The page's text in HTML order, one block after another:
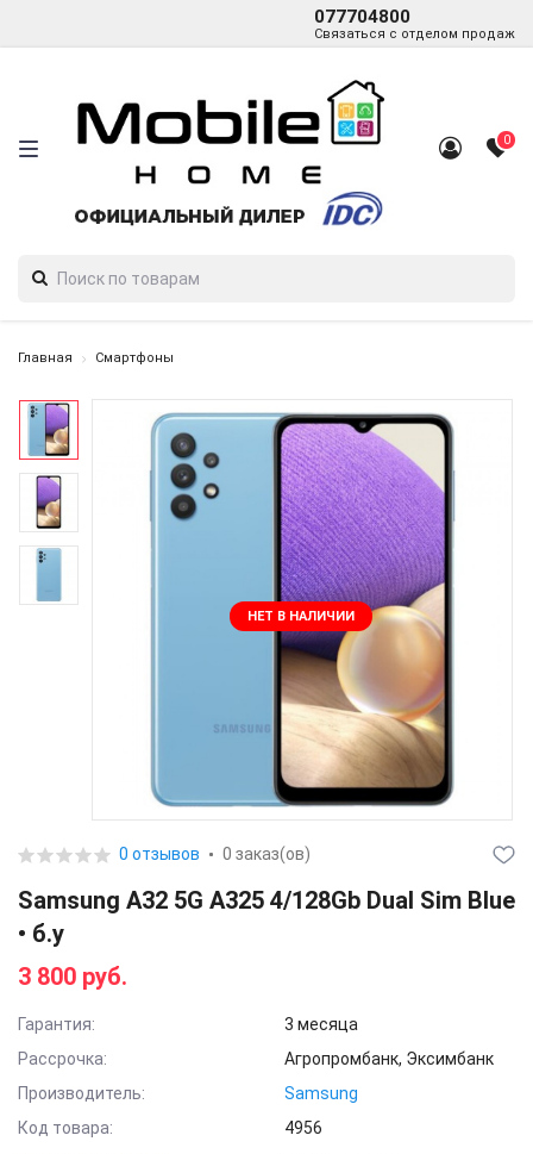
077704800
Связаться с отделом продаж
0
Главная Смартфоны
НЕТ В НАЛИЧИИ
0 отзывов 0 заказ(ов)
Samsung A32 5G A325 4/128Gb Dual Sim Blue
• б.у
3 800 руб.
Гарантия:
3 месяца
Рассрочка:
Агропромбанк, Эксимбанк
Производитель:
Samsung
Код товара:
4956